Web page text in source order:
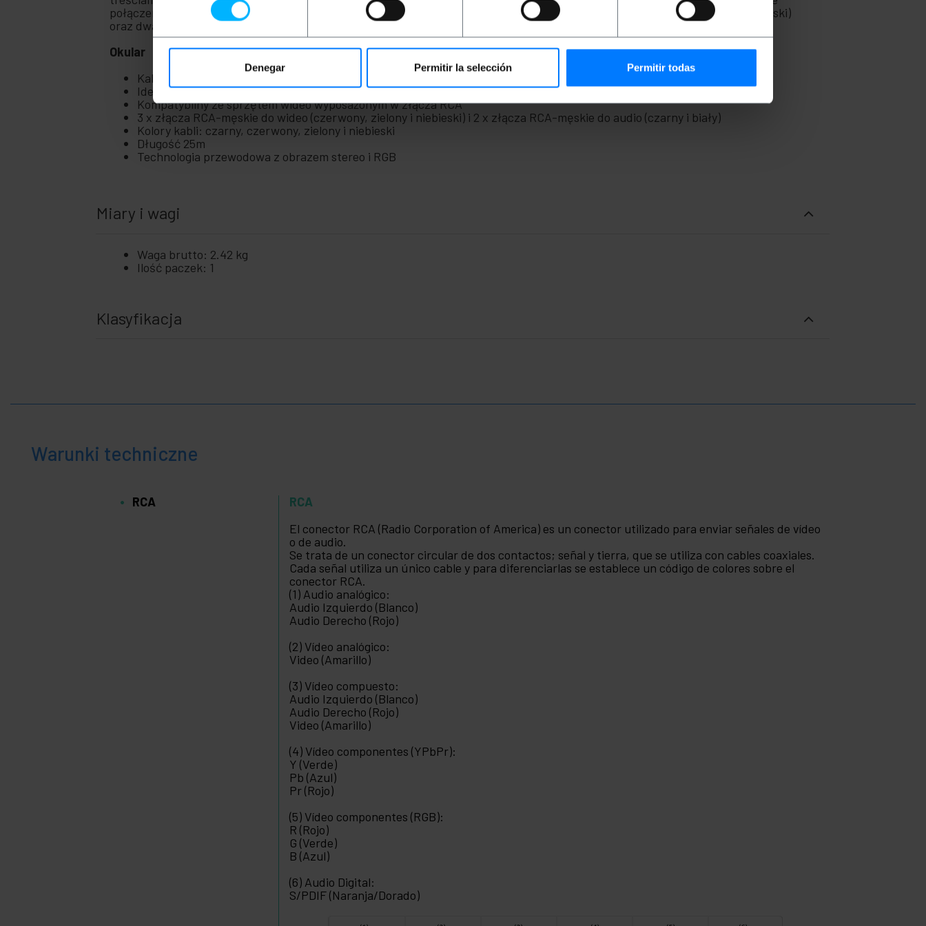
Denegar Permitir la selección Permitir todas
połączenia. W zestawie znajdują się trzy męskie złącza RCA do sygnału wideo (komponentowe RGB: czerwony, zielony i niebieski)
oraz dwa męskie złącza RCA do sygnału audio (audio stereo: czarny i biały).
Okular
Kabel RGB A/V 5xRCA (M/M) 25m
Idealny do podłączania urządzeń audio i wideo
Kompatybilny ze sprzętem wideo wyposażonym w złącza RCA
3 x złącza RCA-męskie do wideo (czerwony, zielony i niebieski) i 2 x złącza RCA-męskie do audio (czarny i biały)
Kolory kabli: czarny, czerwony, zielony i niebieski
Długość 25m
Technologia przewodowa z obrazem stereo i RGB
Miary i wagi
Waga brutto: 2.42 kg
Ilość paczek: 1
Klasyfikacja
Warunki techniczne
RCA
RCA
El conector RCA (Radio Corporation of America) es un conector utilizado para enviar señales de vídeo
o de audio.
Se trata de un conector circular de dos contactos; señal y tierra, que se utiliza con cables coaxiales.
Cada señal utiliza un único cable y para diferenciarlas se establece un código de colores sobre el
conector RCA.
(1) Audio analógico:
Audio Izquierdo (Blanco)
Audio Derecho (Rojo)
(2) Vídeo analógico:
Video (Amarillo)
(3) Vídeo compuesto:
Audio Izquierdo (Blanco)
Audio Derecho (Rojo)
Video (Amarillo)
(4) Vídeo componentes (YPbPr):
Y (Verde)
Pb (Azul)
Pr (Rojo)
(5) Vídeo componentes (RGB):
R (Rojo)
G (Verde)
B (Azul)
(6) Audio Digital:
S/PDIF (Naranja/Dorado)